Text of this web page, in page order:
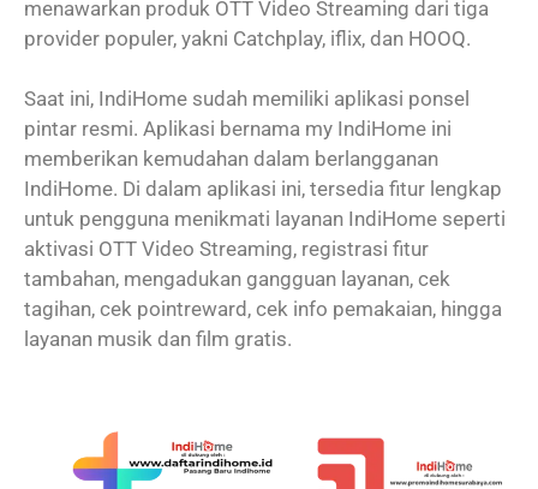
menawarkan produk OTT Video Streaming dari tiga
provider populer, yakni Catchplay, iflix, dan HOOQ.
Saat ini, IndiHome sudah memiliki aplikasi ponsel
pintar resmi. Aplikasi bernama my IndiHome ini
memberikan kemudahan dalam berlangganan
IndiHome. Di dalam aplikasi ini, tersedia fitur lengkap
untuk pengguna menikmati layanan IndiHome seperti
aktivasi OTT Video Streaming, registrasi fitur
tambahan, mengadukan gangguan layanan, cek
tagihan, cek pointreward, cek info pemakaian, hingga
layanan musik dan film gratis.